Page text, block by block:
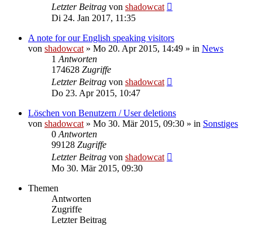
Letzter Beitrag von shadowcat
Di 24. Jan 2017, 11:35
A note for our English speaking visitors
von shadowcat » Mo 20. Apr 2015, 14:49 » in News
1 Antworten
174628 Zugriffe
Letzter Beitrag von shadowcat
Do 23. Apr 2015, 10:47
Löschen von Benutzern / User deletions
von shadowcat » Mo 30. Mär 2015, 09:30 » in Sonstiges
0 Antworten
99128 Zugriffe
Letzter Beitrag von shadowcat
Mo 30. Mär 2015, 09:30
Themen
Antworten
Zugriffe
Letzter Beitrag